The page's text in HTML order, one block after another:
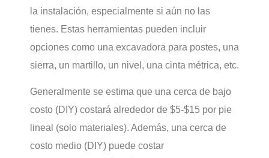
la instalación, especialmente si aún no las
tienes. Estas herramientas pueden incluir
opciones como una excavadora para postes, una
sierra, un martillo, un nivel, una cinta métrica, etc.
Generalmente se estima que una cerca de bajo
costo (DIY) costará alrededor de $5-$15 por pie
lineal (solo materiales). Además, una cerca de
costo medio (DIY) puede costar